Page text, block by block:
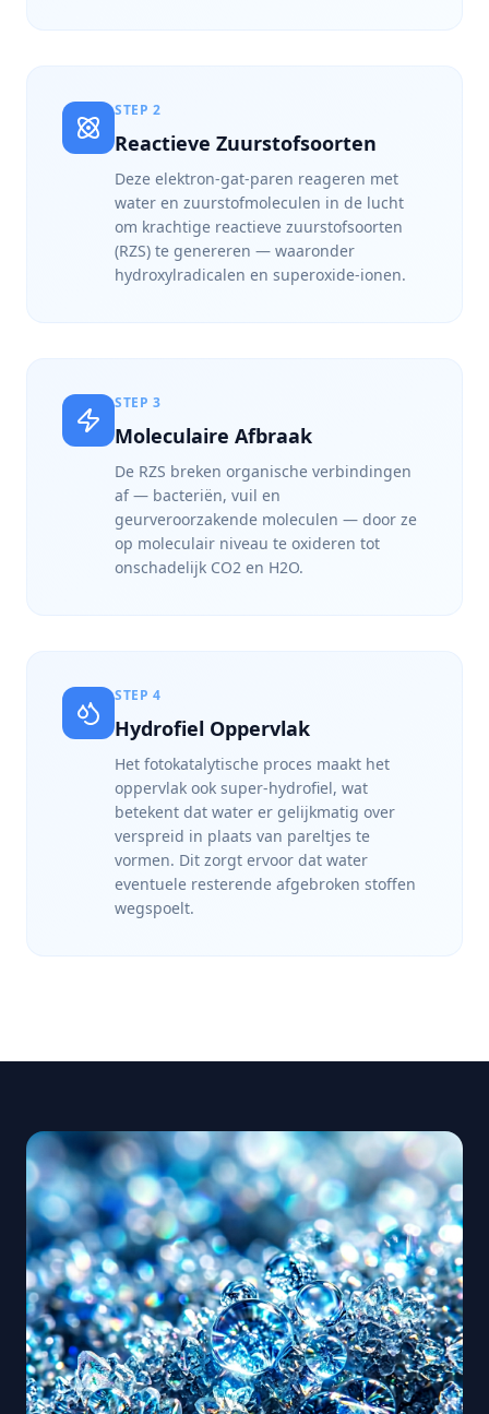
STEP 2
Reactieve Zuurstofsoorten
Deze elektron-gat-paren reageren met
water en zuurstofmoleculen in de lucht
om krachtige reactieve zuurstofsoorten
(RZS) te genereren — waaronder
hydroxylradicalen en superoxide-ionen.
STEP 3
Moleculaire Afbraak
De RZS breken organische verbindingen
af — bacteriën, vuil en
geurveroorzakende moleculen — door ze
op moleculair niveau te oxideren tot
onschadelijk CO2 en H2O.
STEP 4
Hydrofiel Oppervlak
Het fotokatalytische proces maakt het
oppervlak ook super-hydrofiel, wat
betekent dat water er gelijkmatig over
verspreid in plaats van pareltjes te
vormen. Dit zorgt ervoor dat water
eventuele resterende afgebroken stoffen
wegspoelt.